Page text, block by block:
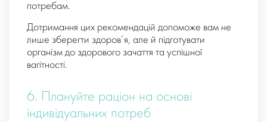
потребам.
Дотримання цих рекомендацій допоможе вам не
лише зберегти здоров’я, але й підготувати
організм до здорового зачаття та успішної
вагітності.
6. Плануйте раціон на основі
індивідуальних потреб